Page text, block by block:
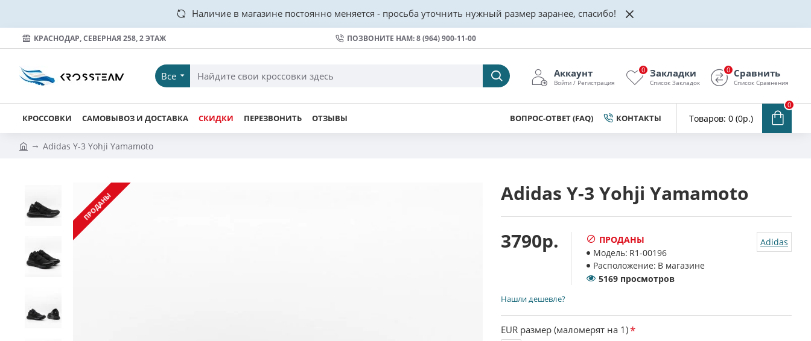
Наличие в магазине постоянно меняется - просьба уточнить нужный размер заранее, спасибо!
КРАСНОДАР, СЕВЕРНАЯ 258, 2 ЭТАЖ ПОЗВОНИТЕ НАМ: 8 (964) 900-11-00
Все Аккаунт
Войти / Регистрация
Закладки
Список Закладок
0 Сравнить
Список Сравнения
0
КРОССОВКИ САМОВЫВОЗ И ДОСТАВКА СКИДКИ ПЕРЕЗВОНИТЬ ОТЗЫВЫ ВОПРОС-ОТВЕТ (FAQ) КОНТАКТЫ Товаров: 0 (0р.)
0
Adidas Y-3 Yohji Yamamoto
ПРОДАНЫ
Adidas Y-3 Yohji Yamamoto
3790р.
ПРОДАНЫ
Модель: R1-00196
Расположение: В магазине
Adidas
5169 просмотров
EUR размер (маломерят на 1)
Нашли дешевле?